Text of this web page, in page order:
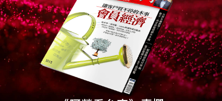
小草文摘
專業研究
社會責任